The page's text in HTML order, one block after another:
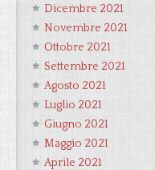
Dicembre 2021
Novembre 2021
Ottobre 2021
Settembre 2021
Agosto 2021
Luglio 2021
Giugno 2021
Maggio 2021
Aprile 2021